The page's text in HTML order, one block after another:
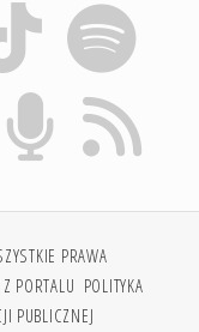
PRAWA
PORTALU POLITYKA
PUBLICZNEJ